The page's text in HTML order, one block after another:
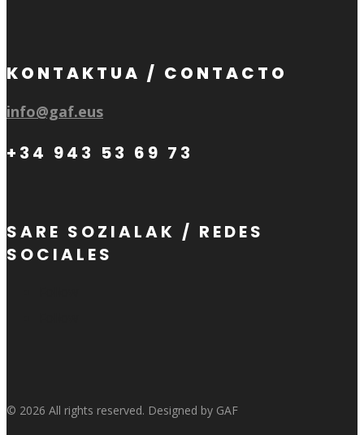
KONTAKTUA / CONTACTO
info@gaf.eus
+34 943 53 69 73
SARE SOZIALAK / REDES
SOCIALES
© 2026 All rights reserved. Designed by GAF